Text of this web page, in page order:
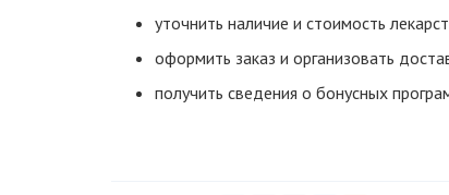
уточнить наличие и стоимость
оформить заказ и организовать
получить сведения о бонусных